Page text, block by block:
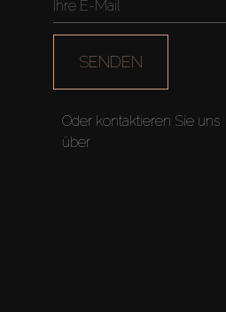
SENDEN
Oder kontaktieren Sie uns
über